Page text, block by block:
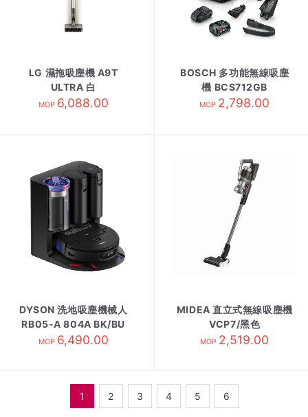
LG 濕拖吸塵機 A9T
ULTRA 白
MOP 6,088.00
BOSCH 多功能無線吸塵
機 BCS712GB
MOP 2,798.00
DYSON 洗地吸塵機械人
RB05-A 804A BK/BU
MOP 6,490.00
MIDEA 直立式無線吸塵機
VCP7/黑色
MOP 2,519.00
1 2 3 4 5 6